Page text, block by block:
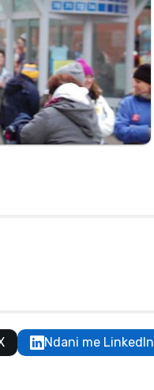
Ndani me LinkedIn